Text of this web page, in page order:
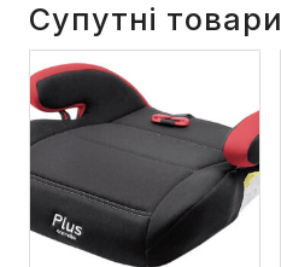
Супутні товари